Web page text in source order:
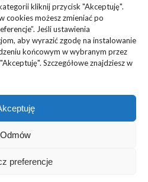
kliknij przycisk "Akceptuję".
cookies możesz zmieniać po
Jeśli ustawienia
aby wyrazić zgodę na instalowanie
końcowym w wybranym przez
Szczegółowe znajdziesz w
Odmów
preferencje
(23)
(73)